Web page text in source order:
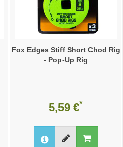
Fox Edges Stiff Short Chod Rig
- Pop-Up Rig
5,59 €*